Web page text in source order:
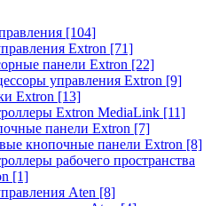
[104]
Extron [71]
панели Extron [22]
управления Extron [9]
Extron [13]
Extron MediaLink [11]
панели Extron [7]
кнопочные панели Extron [8]
рабочего пространства
[1]
Aten [8]